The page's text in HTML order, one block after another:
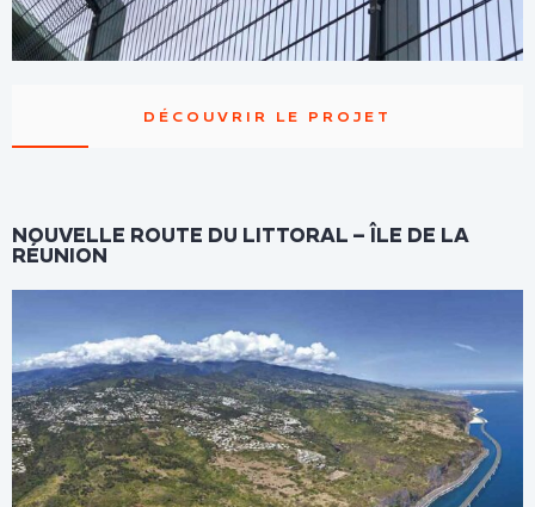
DÉCOUVRIR LE PROJET
NOUVELLE ROUTE DU LITTORAL – ÎLE DE LA
RÉUNION